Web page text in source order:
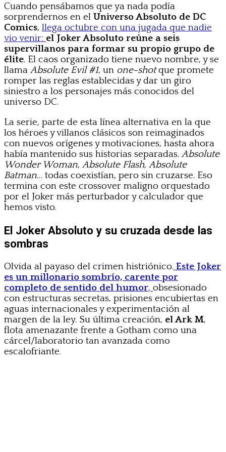
Cuando pensábamos que ya nada podía
sorprendernos en el Universo Absoluto de DC
Comics, llega octubre con una jugada que nadie
vio venir: el Joker Absoluto reúne a seis
supervillanos para formar su propio grupo de
élite. El caos organizado tiene nuevo nombre, y se
llamaAbsolute Evil #1, un one-shotque promete
romper las reglas establecidas y dar un giro
siniestro a los personajes más conocidos del
universo DC.
La serie, parte de esta línea alternativa en la que
los héroes y villanos clásicos son reimaginados
con nuevos orígenes y motivaciones, hasta ahora
había mantenido sus historias separadas.Absolute
Wonder Woman,Absolute Flash,Absolute
Batman… todas coexistían, pero sin cruzarse. Eso
termina con este crossover maligno orquestado
por el Joker más perturbador y calculador que
hemos visto.
El Joker Absoluto y su cruzada desde las
sombras
Olvida al payaso del crimen histriónico. Este Joker
es un millonario sombrío, carente por
completo de sentido del humor, obsesionado
con estructuras secretas, prisiones encubiertas en
aguas internacionales y experimentación al
margen de la ley. Su última creación, el Ark M,
flota amenazante frente a Gotham como una
cárcel/laboratorio tan avanzada como
escalofriante.